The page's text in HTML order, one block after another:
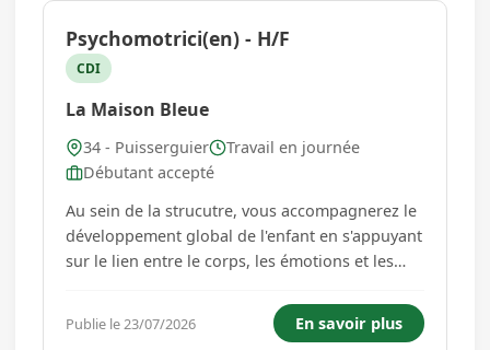
Psychomotrici(en) - H/F
CDI
La Maison Bleue
34 - Puisserguier
Travail en journée
Débutant accepté
Au sein de la strucutre, vous accompagnerez le
développement global de l'enfant en s'appuyant
sur le lien entre le corps, les émotions et les
préventif, éducatif et d'accompagnement. Vos
missions : Favoriser le développement
Publie le 23/07/2026 En savoir plus